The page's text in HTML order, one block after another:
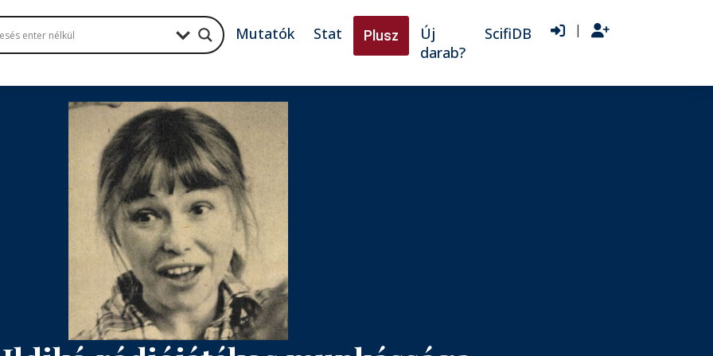
Mutatók Stat Plusz
Új
darab?
ScifiDB |